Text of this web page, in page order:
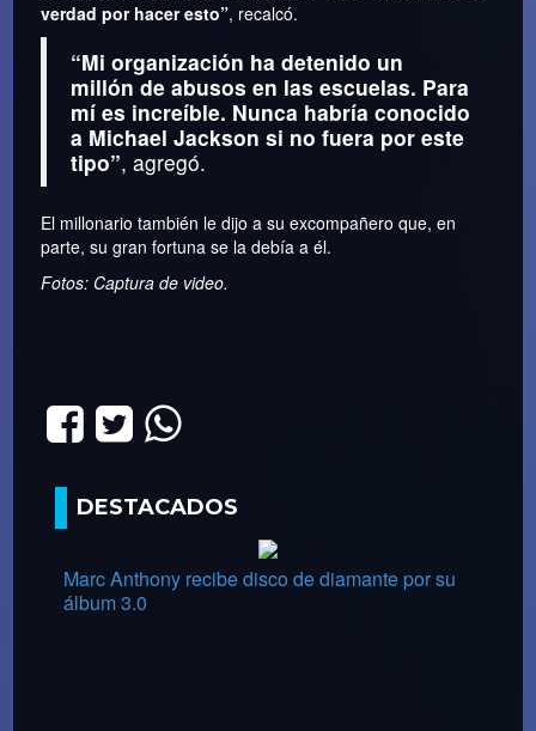
verdad por hacer esto”, recalcó.
“Mi organización ha detenido un
millón de abusos en las escuelas. Para
mí es increíble. Nunca habría conocido
a Michael Jackson si no fuera por este
tipo”, agregó.
El millonario también le dijo a su excompañero que, en
parte, su gran fortuna se la debía a él.
Fotos: Captura de video.
DESTACADOS
Marc Anthony recibe disco de diamante por su
álbum 3.0